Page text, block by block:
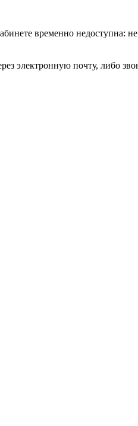
временно недоступна:
электронную почту, либо